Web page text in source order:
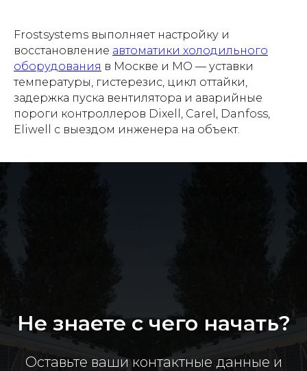
Frostsystems выполняет настройку и
восстановление автоматики холодильного
оборудования в Москве и МО — уставки
температуры, гистерезис, цикл оттайки,
задержка пуска вентилятора и аварийные
пороги контроллеров Dixell, Carel, Danfoss,
Eliwell с выездом инженера на объект.
Не знаете с чего начать?
Оставьте ваши контактные данные и